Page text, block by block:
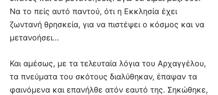
Να το πείς αυτό παντού, ότι η Εκκλησία έχει
ζωντανή θρησκεία, για να πιστέψει ο κόσμος και να
μετανοήσει…
Και αμέσως, με τα τελευταία λόγια του Αρχαγγέλου,
τα πνεύματα του σκότους διαλύθηκαν, έπαψαν τα
φαινόμενα και επανήλθε ατόν εαυτό της. Σηκώθηκε,